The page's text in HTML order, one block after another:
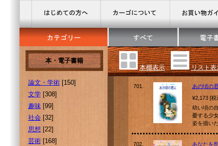
本・電子書籍
論文・学術[150]
文学[308]
趣味[99]
社会[32]
思想 [22]
芸術[168]
本棚表示 リスト表
701.
あの頃の
¥2,173 [
幼い頃の
憂する少
姿を描い
702.
あなたを